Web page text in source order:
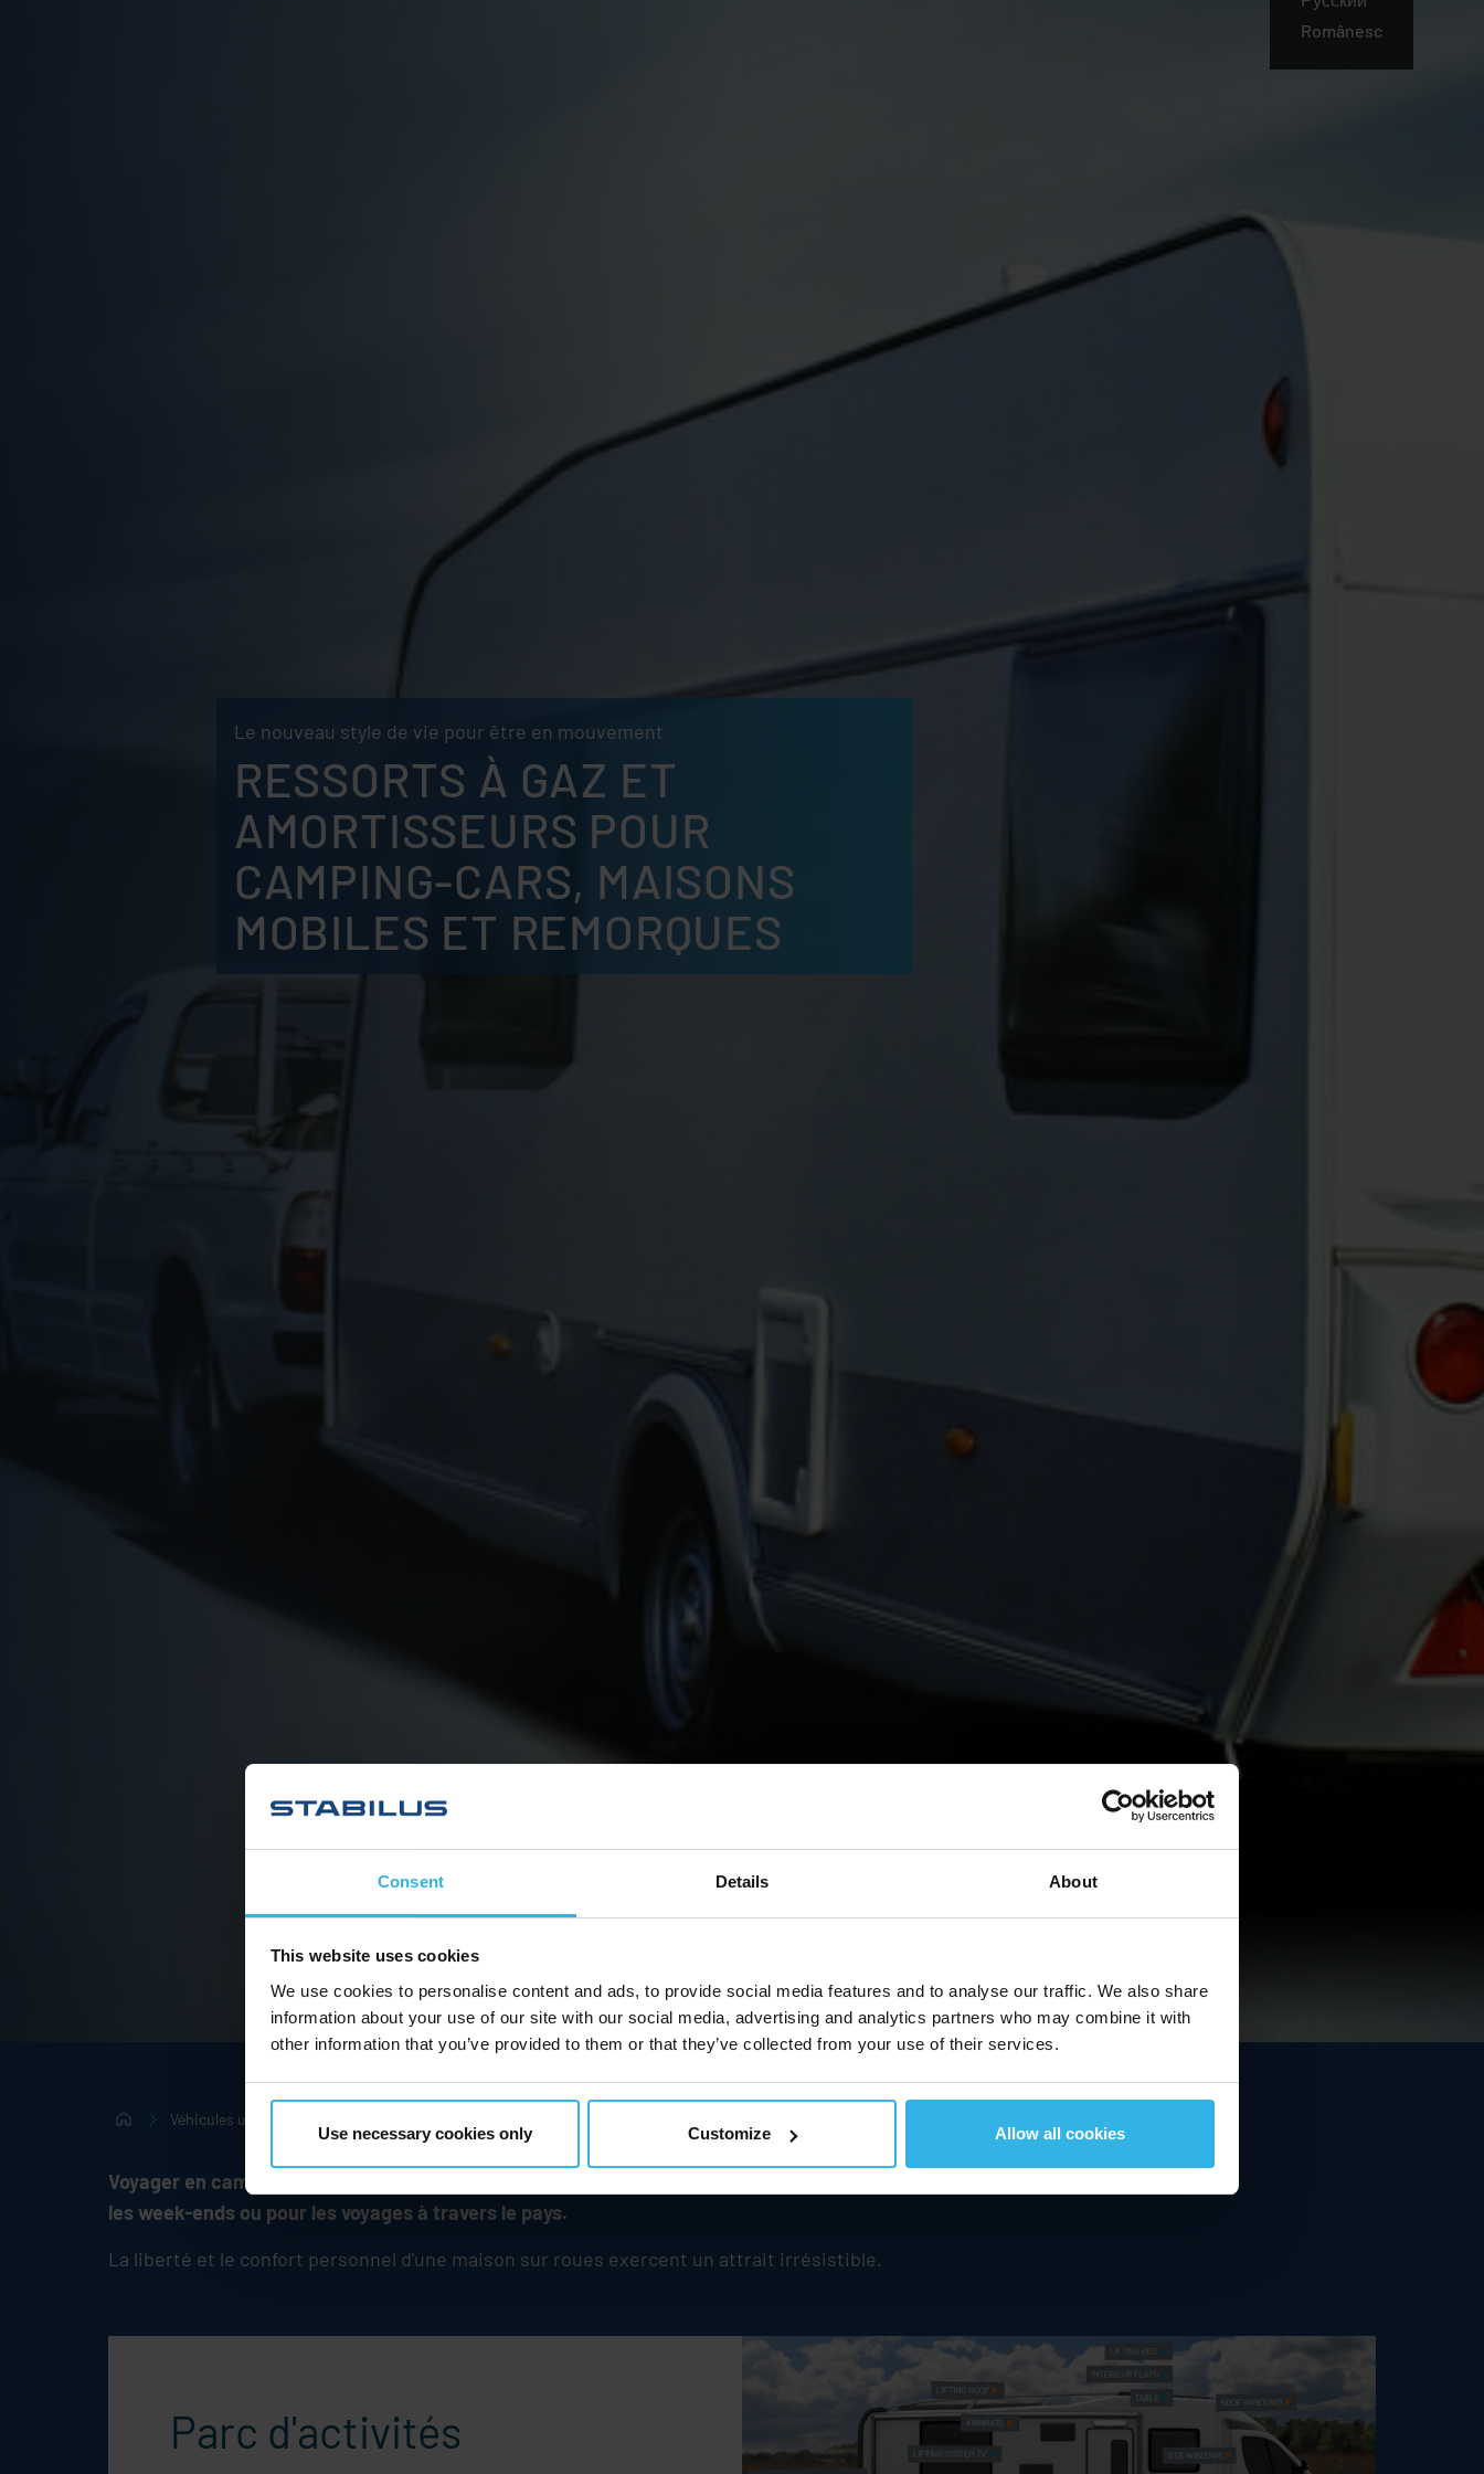
Consent Details About
This website uses cookies
We use cookies to personalise content and ads, to provide social media features and to analyse our traffic. We also share
information about your use of our site with our social media, advertising and analytics partners who may combine it with
other information that you’ve provided to them or that they’ve collected from your use of their services.
Use necessary cookies only Customize Allow all cookies
Românesc
Le nouveau style de vie pour être en mouvement
RESSORTS À GAZ ET
AMORTISSEURS POUR
CAMPING-CARS, MAISONS
MOBILES ET REMORQUES
Véhicules utilitaires
Voyager en camping-car, en VR ou avec une remorque est un passe-temps en plein essor, que ce soit pour
les week-ends ou pour les voyages à travers le pays.
La liberté et le confort personnel d'une maison sur roues exercent un attrait irrésistible.
Parc d'activités